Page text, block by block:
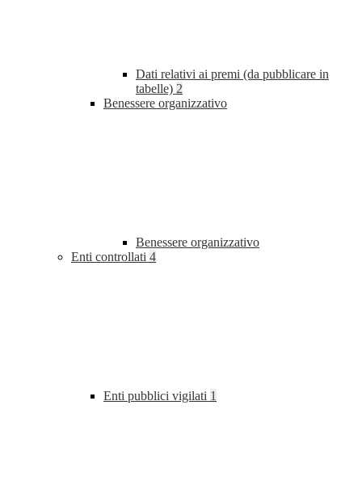
Dati relativi ai premi (da pubblicare in
tabelle) 2
Benessere organizzativo
Benessere organizzativo
Enti controllati 4
Enti pubblici vigilati 1